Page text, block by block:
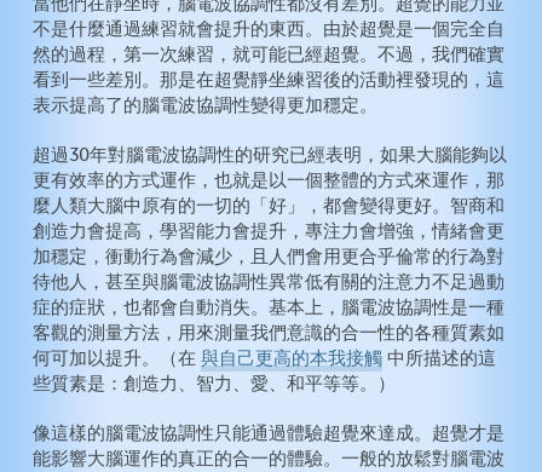
當他們在靜坐時，腦電波協調性都沒有差別。超覺的能力並
不是什麼通過練習就會提升的東西。由於超覺是一個完全自
然的過程，第一次練習，就可能已經超覺。不過，我們確實
看到一些差別。那是在超覺靜坐練習後的活動裡發現的，這
表示提高了的腦電波協調性變得更加穩定。
超過30年對腦電波協調性的研究已經表明，如果大腦能夠以
更有效率的方式運作，也就是以一個整體的方式來運作，那
麼人類大腦中原有的一切的「好」，都會變得更好。智商和
創造力會提高，學習能力會提升，專注力會增強，情緒會更
加穩定，衝動行為會減少，且人們會用更合乎倫常的行為對
待他人，甚至與腦電波協調性異常低有關的注意力不足過動
症的症狀，也都會自動消失。基本上，腦電波協調性是一種
客觀的測量方法，用來測量我們意識的合一性的各種質素如
何可加以提升。（在與自己更高的本我接觸 中所描述的這
些質素是：創造力、智力、愛、和平等等。）
像這樣的腦電波協調性只能通過體驗超覺來達成。超覺才是
能影響大腦運作的真正的合一的體驗。一般的放鬆對腦電波